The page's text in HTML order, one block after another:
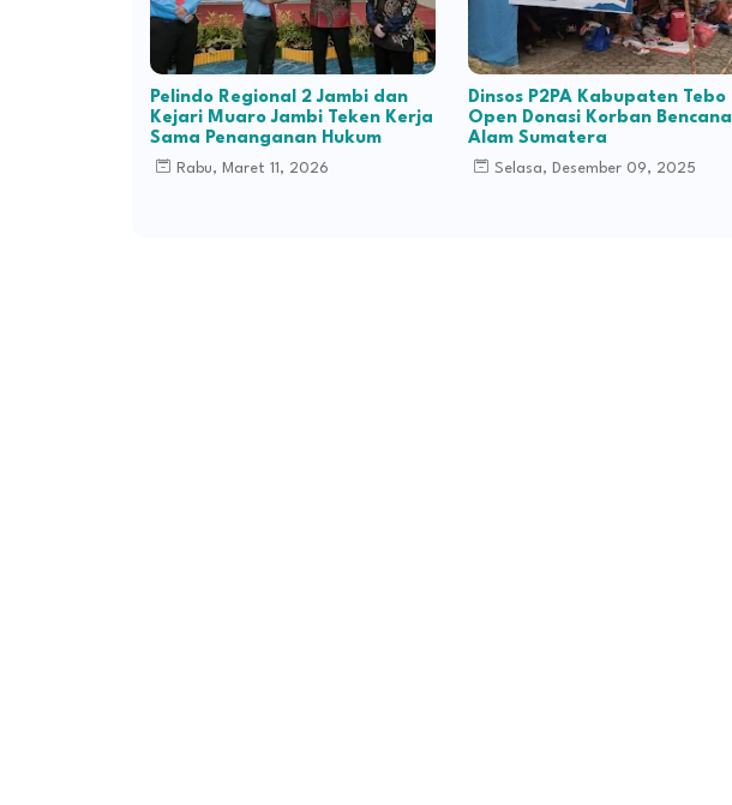
Pelindo Regional 2 Jambi dan
Kejari Muaro Jambi Teken Kerja
Sama Penanganan Hukum
Rabu, Maret 11, 2026
Dinsos P2PA Kabupaten Tebo
Open Donasi Korban Bencana
Alam Sumatera
Selasa, Desember 09, 2025